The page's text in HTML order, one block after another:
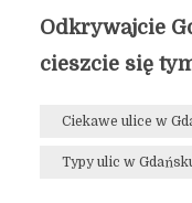
Odkrywajcie
cieszcie się
Ciekawe ulice w
Typy ulic w